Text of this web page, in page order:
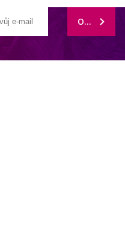
ODEBÍRAT